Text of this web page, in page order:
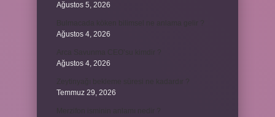
Ağustos 5, 2026
Ağustos 4, 2026
Ağustos 4, 2026
Temmuz 29, 2026